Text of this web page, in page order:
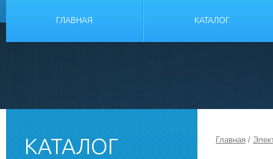
ГЛАВНАЯ КАТАЛОГ
КАТАЛОГ Главная /